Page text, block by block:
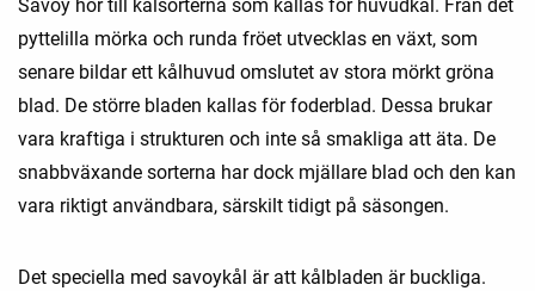
Savoy hör till kålsorterna som kallas för huvudkål. Från det
pyttelilla mörka och runda fröet utvecklas en växt, som
senare bildar ett kålhuvud omslutet av stora mörkt gröna
blad. De större bladen kallas för foderblad. Dessa brukar
vara kraftiga i strukturen och inte så smakliga att äta. De
snabbväxande sorterna har dock mjällare blad och den kan
vara riktigt användbara, särskilt tidigt på säsongen.
Det speciella med savoykål är att kålbladen är buckliga.